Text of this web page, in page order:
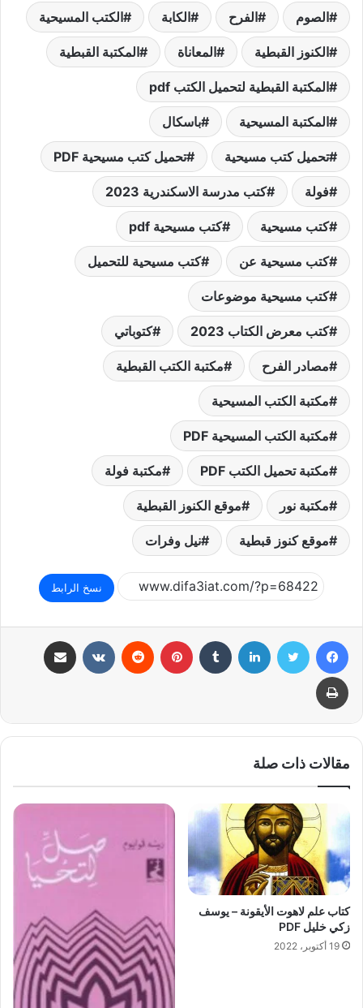
الصوم الفرح الكابة الكتب المسيحية
الكنوز القبطية المعاناة المكتبة القبطية
المكتبة القبطية لتحميل الكتب pdf
المكتبة المسيحية باسكال
تحميل كتب مسيحية تحميل كتب مسيحية PDF
فولة كتب مدرسة الاسكندرية 2023
كتب مسيحية كتب مسيحية pdf
كتب مسيحية عن كتب مسيحية للتحميل
كتب مسيحية موضوعات
كتب معرض الكتاب 2023 كتوباتي
مصادر الفرح مكتبة الكتب القبطية
مكتبة الكتب المسيحية
مكتبة الكتب المسيحية PDF
مكتبة تحميل الكتب PDF مكتبة فولة
مكتبة نور موقع الكنوز القبطية
موقع كنوز قبطية نيل وفرات
نسخ الرابط
فيسبوك تويتر لينكدإن بينتيريست
طباعة
مقالات ذات صلة
كتاب علم لاهوت الأيقونة – يوسف
زكي خليل PDF
19 أكتوبر، 2022